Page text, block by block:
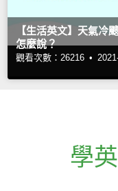
【生活英文】天氣冷
怎麼說？
觀看次數：26216 •
學